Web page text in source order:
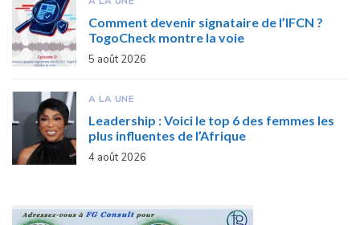
Comment devenir signataire de l’IFCN ?
TogoCheck montre la voie
5 août 2026
A LA UNE
Leadership : Voici le top 6 des femmes les
plus influentes de l’Afrique
4 août 2026